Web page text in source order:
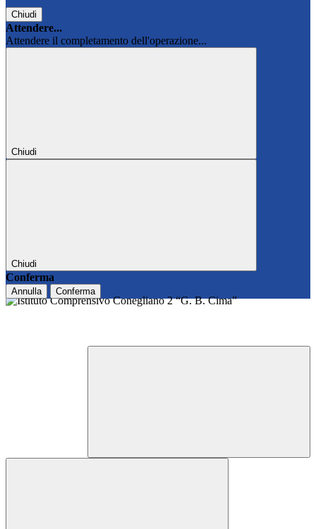
Chiudi
Attendere...
Attendere il completamento dell'operazione...
Chiudi
Chiudi
Conferma
Annulla Conferma